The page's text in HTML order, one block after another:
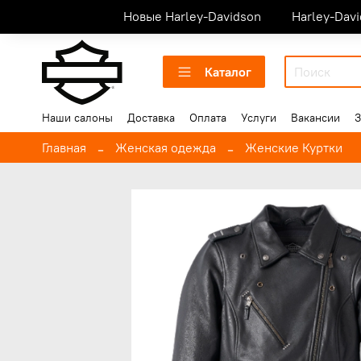
Новые Harley-Davidson Harley-
Каталог
Наши салоны Доставка Оплата Услуги Вакансии
Главная Женская одежда Женские Куртки